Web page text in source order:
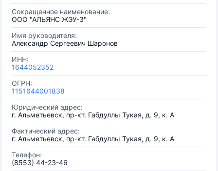
Сокращенное наименование:
ООО "АЛЬЯНС ЖЭУ-3"
Имя руководителя:
Александр Сергеевич Шаронов
ИНН:
1644052352
ОГРН:
1151644001838
Юридический адрес:
г. Альметьевск, пр-кт. Габдуллы Тукая, д. 9, к. А
Фактический адрес:
г. Альметьевск, пр-кт. Габдуллы Тукая, д. 9, к. А
Телефон:
(8553) 44-23-46